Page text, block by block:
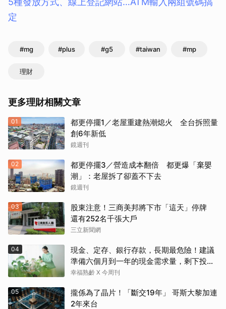
定
#mg #plus #g5 #taiwan #mp
理財
更多理財相關文章
01
都更停擺1／老屋重建熱潮熄火 全台拆照量
創6年新低
鏡週刊
02
都更停擺3／營造成本翻倍 都更爆「棄嬰
潮」：老屋拆了卻蓋不下去
鏡週刊
03
股東注意！三商美邦將下市「這天」停牌
還有252名千張大戶
三立新聞網
04
現金、定存、銀行存款，長期最危險！建議
準備六個月到一年的現金需求量，剩下投資
這2個
幸福熟齡 X 今周刊
05
攏係為了晶片！「斷交19年」 哥斯大黎加連
2年來台